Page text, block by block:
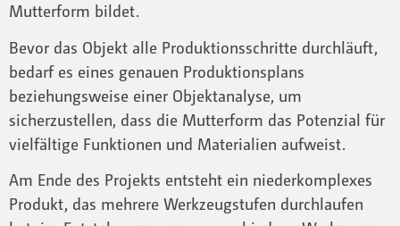
Mutterform bildet.
Bevor das Objekt alle Produktionsschritte durchläuft,
bedarf es eines genauen Produktionsplans
beziehungsweise einer Objektanalyse, um
sicherzustellen, dass die Mutterform das Potenzial für
vielfältige Funktionen und Materialien aufweist.
Am Ende des Projekts entsteht ein niederkomplexes
Produkt, das mehrere Werkzeugstufen durchlaufen